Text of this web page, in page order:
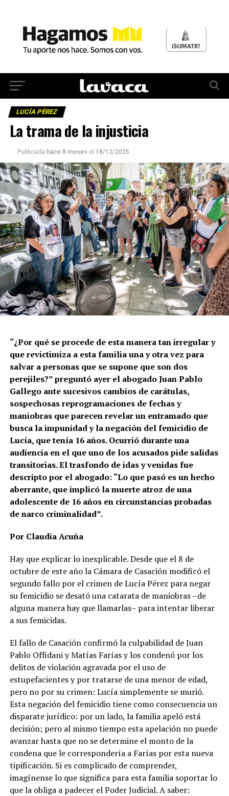
LUCÍA PÉREZ
La trama de la injusticia
Publicada hace 8 meses el 18/12/2025
“¿Por qué se procede de esta manera tan irregular y
que revictimiza a esta familia una y otra vez para
salvar a personas que se supone que son dos
perejiles?” preguntó ayer el abogado Juan Pablo
Gallego ante sucesivos cambios de carátulas,
sospechosas reprogramaciones de fechas y
maniobras que parecen revelar un entramado que
busca la impunidad y la negación del femicidio de
Lucía, que tenía 16 años. Ocurrió durante una
audiencia en el que uno de los acusados pide salidas
transitorias. El trasfondo de idas y venidas fue
descripto por el abogado: “Lo que pasó es un hecho
aberrante, que implicó la muerte atroz de una
adolescente de 16 años en circunstancias probadas
de narco criminalidad”.
Por Claudia Acuña
Hay que explicar lo inexplicable. Desde que el 8 de
octubre de este año la Cámara de Casación modificó el
segundo fallo por el crimen de Lucía Pérez para negar
su femicidio se desató una catarata de maniobras –de
alguna manera hay que llamarlas– para intentar liberar
a sus femicidas.
El fallo de Casación confirmó la culpabilidad de Juan
Pablo Offidani y Matías Farías y los condenó por los
delitos de violación agravada por el uso de
estupefacientes y por tratarse de una menor de edad,
pero no por su crimen: Lucía simplemente se murió.
Esta negación del femicidio tiene como consecuencia un
disparate jurídico: por un lado, la familia apeló está
decisión; pero al mismo tiempo esta apelación no puede
avanzar hasta que no se determine el monto de la
condena que le correspondería a Farías por esta nueva
tipificación. Si es complicado de comprender,
imagínense lo que significa para esta familia soportar lo
que la obliga a padecer el Poder Judicial. A saber: